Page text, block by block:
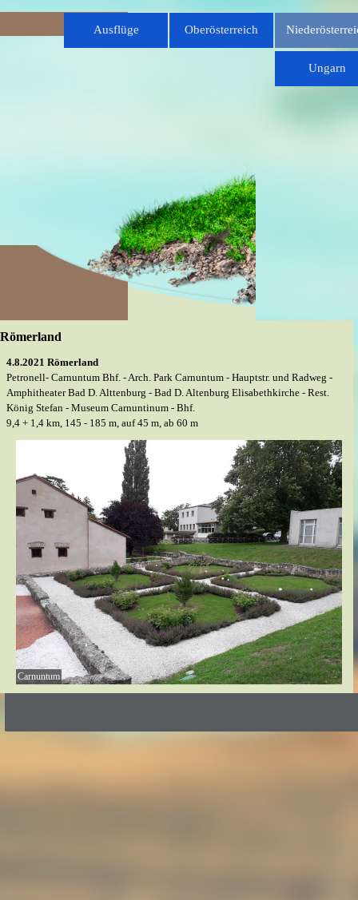
Ausflüge Oberösterreich ▼
Ungarn
Römerland
4.8.2021 Römerland
Petronell- Carnuntum Bhf. - Arch. Park Carnuntum - Hauptstr. und Radweg -
Amphitheater Bad D. Alttenburg - Bad D. Altenburg Elisabethkirche - Rest.
König Stefan - Museum Carnuntinum - Bhf.
9,4 + 1,4 km, 145 - 185 m, auf 45 m, ab 60 m
Carnuntum